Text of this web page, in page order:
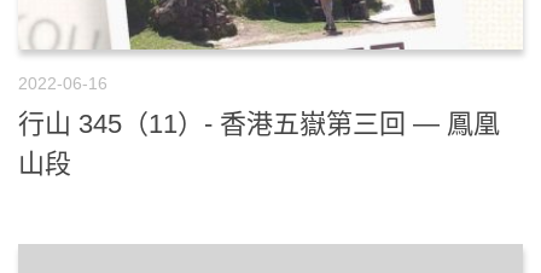
2022-06-16
行山 345（11）- 香港五嶽第三回 — 鳳凰
山段